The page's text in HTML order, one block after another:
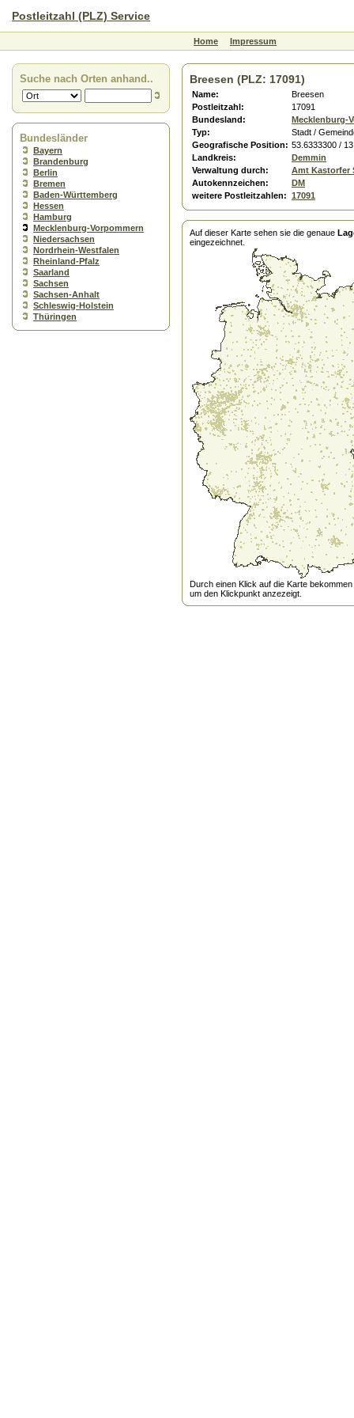
Postleitzahl (PLZ) Service
Home Impressum
Suche nach Orten anhand..
Bundesländer
Bayern
Brandenburg
Berlin
Bremen
Baden-Württemberg
Hessen
Hamburg
Mecklenburg-Vorpommern
Niedersachsen
Nordrhein-Westfalen
Rheinland-Pfalz
Saarland
Sachsen
Sachsen-Anhalt
Schleswig-Holstein
Thüringen
Breesen (PLZ: 17091)
Name:
Breesen
Postleitzahl:
17091
Bundesland:
Mecklenburg-
Typ:
Stadt /
Geografische Position: 53.6333300 /
Landkreis:
Demmin
Verwaltung durch:
Amt Kastorfer
Autokennzeichen:
DM
weitere Postleitzahlen: 17091
Auf dieser Karte sehen sie die genaue
eingezeichnet.
Durch einen Klick auf die Karte
um den Klickpunkt anzezeigt.